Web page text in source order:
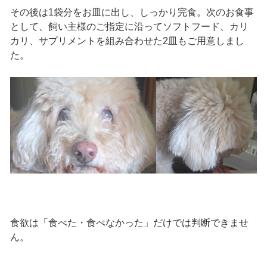
その後は1袋分をお皿に出し、しっかり完食。次のお食事
として、飼い主様のご指定に沿ってソフトフード、カリ
カリ、サプリメントを組み合わせた2皿もご用意しまし
た。
食欲は「食べた・食べなかった」だけでは判断できませ
ん。